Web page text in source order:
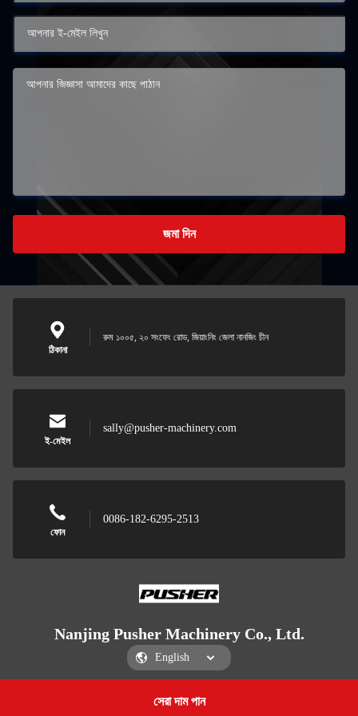
সেরা দাম পান
জমা দিন
ঠিকানা
রুম ১০০৫, ২০ সংফেং রোড, জিয়াংনিং জেলা নানজিং চীন
ই-মেইল
sally@pusher-machinery.com
ফোন
0086-182-6295-2513
Nanjing Pusher Machinery Co., Ltd.
Nanjing Pusher Machinery Co., Ltd.